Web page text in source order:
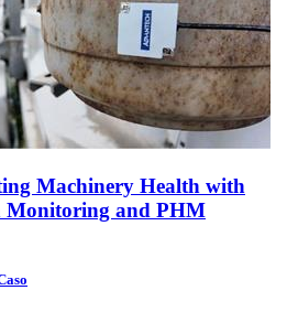
Machinery Health with
Monitoring and PHM